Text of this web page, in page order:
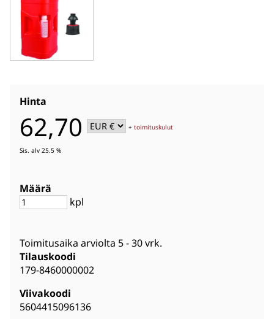
Hinta
62,70 +toimituskulut
Sis. alv 25.5 %
Määrä
kpl
Toimitusaika arviolta 5 - 30 vrk.
Tilauskoodi
179-8460000002
Viivakoodi
5604415096136